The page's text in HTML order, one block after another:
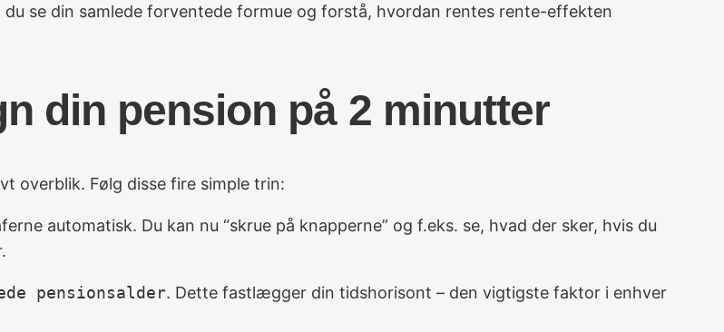
se din samlede forventede formue og forstå, hvordan rentes rente-effekten
din pension på 2 minutter
overblik. Følg disse fire simple trin:
automatisk. Du kan nu “skrue på knapperne” og f.eks. se, hvad der sker, hvis du
pensionsalder. Dette fastlægger din tidshorisont – den vigtigste faktor i enhver